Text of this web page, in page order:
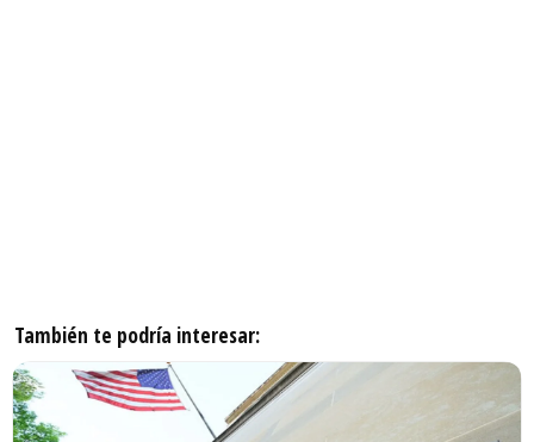
También te podría interesar: